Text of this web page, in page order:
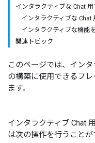
インタラクティブな Chat
インタラクティブな Chat
インタラクティブな機能
関連トピック
このページでは、イン
の構築に使用できるフ
ます。
インタラクティブ Chat
は次の操作を行うことが